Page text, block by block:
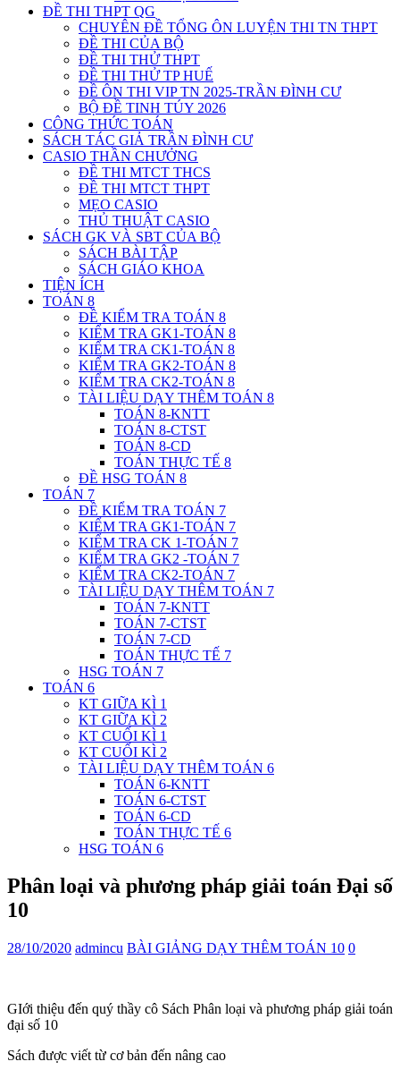
ĐỀ THI THPT QG
CHUYÊN ĐỀ TỔNG ÔN LUYỆN THI TN THPT
ĐỀ THI CỦA BỘ
ĐỀ THI THỬ THPT
ĐỀ THI THỬ TP HUẾ
ĐỀ ÔN THI VIP TN 2025-TRẦN ĐÌNH CƯ
BỘ ĐỀ TINH TÚY 2026
CÔNG THỨC TOÁN
SÁCH TÁC GIẢ TRẦN ĐÌNH CƯ
CASIO THẦN CHƯỞNG
ĐỀ THI MTCT THCS
ĐỀ THI MTCT THPT
MẸO CASIO
THỦ THUẬT CASIO
SÁCH GK VÀ SBT CỦA BỘ
SÁCH BÀI TẬP
SÁCH GIÁO KHOA
TIỆN ÍCH
TOÁN 8
ĐỀ KIỂM TRA TOÁN 8
KIỂM TRA GK1-TOÁN 8
KIỂM TRA CK1-TOÁN 8
KIỂM TRA GK2-TOÁN 8
KIỂM TRA CK2-TOÁN 8
TÀI LIỆU DẠY THÊM TOÁN 8
TOÁN 8-KNTT
TOÁN 8-CTST
TOÁN 8-CD
TOÁN THỰC TẾ 8
ĐỀ HSG TOÁN 8
TOÁN 7
ĐỀ KIỂM TRA TOÁN 7
KIỂM TRA GK1-TOÁN 7
KIỂM TRA CK 1-TOÁN 7
KIỂM TRA GK2 -TOÁN 7
KIỂM TRA CK2-TOÁN 7
TÀI LIỆU DẠY THÊM TOÁN 7
TOÁN 7-KNTT
TOÁN 7-CTST
TOÁN 7-CD
TOÁN THỰC TẾ 7
HSG TOÁN 7
TOÁN 6
KT GIỮA KÌ 1
KT GIỮA KÌ 2
KT CUỐI KÌ 1
KT CUỐI KÌ 2
TÀI LIỆU DẠY THÊM TOÁN 6
TOÁN 6-KNTT
TOÁN 6-CTST
TOÁN 6-CD
TOÁN THỰC TẾ 6
HSG TOÁN 6
Phân loại và phương pháp giải toán Đại số
10
28/10/2020 admincu BÀI GIẢNG DẠY THÊM TOÁN 10 0
GIới thiệu đến quý thầy cô Sách Phân loại và phương pháp giải toán
đại số 10
Sách được viết từ cơ bản đến nâng cao